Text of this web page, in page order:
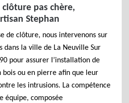
pas chère,
Stephan
de clôture, nous intervenons sur
dans la ville de La Neuville Sur
pour assurer l’installation de
bois ou en pierre afin que leur
les intrusions. La compétence
équipe, composée